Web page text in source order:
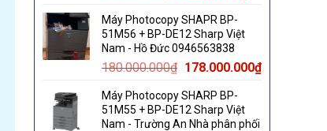
was:
60.000.000₫.
Máy Photocopy SHAPR BP-
51M56 + BP-DE12 Sharp Việt
Nam - Hồ Đức 0946563838
180.000.000₫ Original
was:
180.000.000₫.
178.000.000₫Current
Máy Photocopy SHARP BP-
51M55 + BP-DE12 Sharp Việt
Nam - Trường An Nhà phân phối